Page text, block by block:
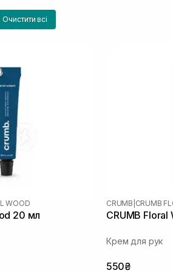
Очистити всі
WOOD
20 мл
CRUMB CRUMB
CRUMB
Крем для рук
550₴